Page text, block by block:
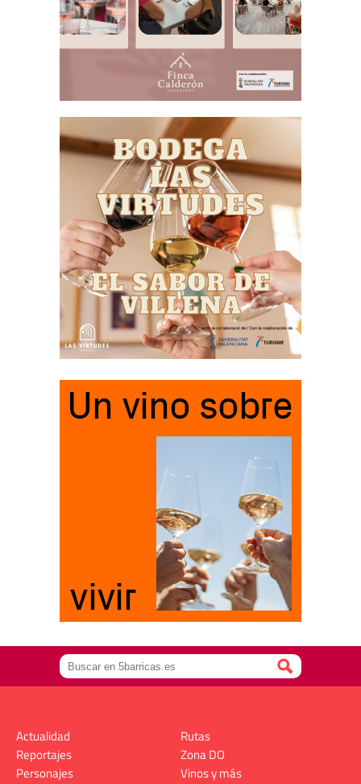
Actualidad
Reportajes
Personajes
Rutas
Zona DO
Vinos y más